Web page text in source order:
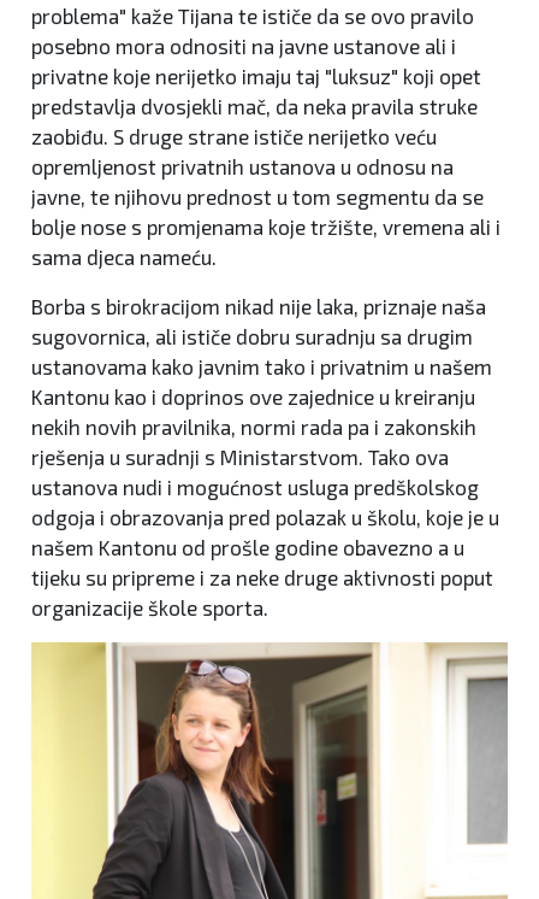
problema" kaže Tijana te ističe da se ovo pravilo
posebno mora odnositi na javne ustanove ali i
privatne koje nerijetko imaju taj "luksuz" koji opet
predstavlja dvosjekli mač, da neka pravila struke
zaobiđu. S druge strane ističe nerijetko veću
opremljenost privatnih ustanova u odnosu na
javne, te njihovu prednost u tom segmentu da se
bolje nose s promjenama koje tržište, vremena ali i
sama djeca nameću.
Borba s birokracijom nikad nije laka, priznaje naša
sugovornica, ali ističe dobru suradnju sa drugim
ustanovama kako javnim tako i privatnim u našem
Kantonu kao i doprinos ove zajednice u kreiranju
nekih novih pravilnika, normi rada pa i zakonskih
rješenja u suradnji s Ministarstvom. Tako ova
ustanova nudi i mogućnost usluga predškolskog
odgoja i obrazovanja pred polazak u školu, koje je u
našem Kantonu od prošle godine obavezno a u
tijeku su pripreme i za neke druge aktivnosti poput
organizacije škole sporta.